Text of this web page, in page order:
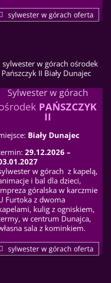
sylwester w górach oferta
Sylwester w górach
PAŃSZCZYK
II
Biały Dunajec
29.12.2026 –
w górach z kapelą,
i bal dla dzieci,
góralska w karczmie
Furtoka z dwoma
kulig z ogniskiem,
w centrum Dunajca,
sala z kominkiem.
sylwester w górach oferta